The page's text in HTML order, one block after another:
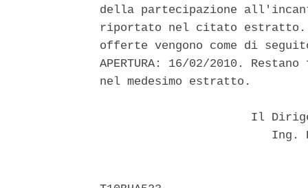
della partecipazione
riportato nel citato
offerte vengono come di
APERTURA: 16/02/2010.
nel medesimo estratto.
Il